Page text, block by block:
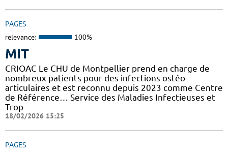
PAGES
relevance: 100%
MIT
CRIOAC Le CHU de Montpellier prend en charge de
nombreux patients pour des infections ostéo-
articulaires et est reconnu depuis 2023 comme Centre
de Référence… Service des Maladies Infectieuses et
Trop
18/02/2026 15:25
PAGES